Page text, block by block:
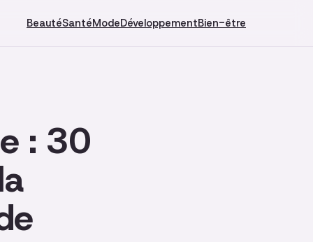
BeautéSantéModeDéveloppementBien-être
: 30